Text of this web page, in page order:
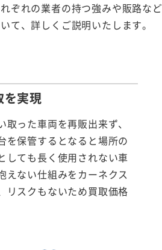
れの業者の持つ強みや販路な
て、詳しくご説明いたします。
を実現
った車両を再販出来ず、
を保管するとなると場所の
しても長く使用されない車
えない仕組みをカーネクス
リスクもないため買取価格